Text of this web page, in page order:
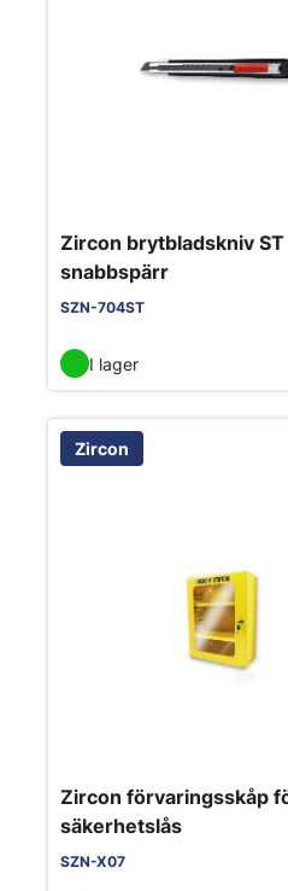
Zircon brytbladskniv
snabbspärr
SZN-704ST
I lager
Zircon
Zircon förvaringsskåp
säkerhetslås
SZN-X07